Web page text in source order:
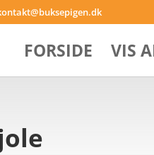
FORSIDE VIS